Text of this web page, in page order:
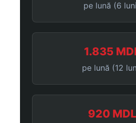
pe lună (6
1.835
pe lună (12
920 MDL